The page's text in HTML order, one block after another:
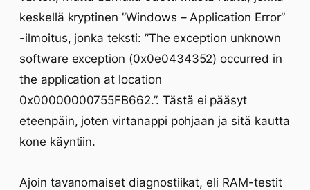
keskellä kryptinen ”Windows – Application Error”
-ilmoitus, jonka teksti: ”The exception unknown
software exception (0x0e0434352) occurred in
the application at location
0x00000000755FB662.”. Tästä ei pääsyt
eteenpäin, joten virtanappi pohjaan ja sitä kautta
kone käyntiin.
Ajoin tavanomaiset diagnostiikat, eli RAM-testit